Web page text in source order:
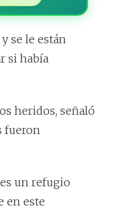
se le están
si había
heridos, señaló
fueron
un refugio
en este